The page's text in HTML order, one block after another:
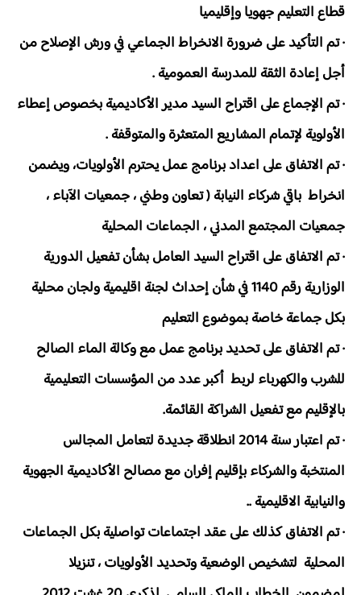
قطاع التعليم جهويا وإقليميا
· تم التأكيد على ضرورة الانخراط الجماعي في ورش الإصلاح من
أجل إعادة الثقة للمدرسة العمومية .
· تم الإجماع على اقتراح السيد مدير الأكاديمية بخصوص إعطاء
الأولوية لإتمام المشاريع المتعثرة والمتوقفة .
· تم الاتفاق على اعداد برنامج عمل يحترم الأولويات، ويضمن
انخراط باقي شركاء النيابة ( تعاون وطني ، جمعيات الآباء ،
جمعيات المجتمع المدني ، الجماعات المحلية
· تم الاتفاق على اقتراح السيد العامل بشأن تفعيل الدورية
الوزارية رقم 1140 في شأن إحداث لجنة اقليمية ولجان محلية
بكل جماعة خاصة بموضوع التعليم
· تم الاتفاق على تحديد برنامج عمل مع وكالة الماء الصالح
للشرب والكهرباء لربط أكبر عدد من المؤسسات التعليمية
بالإقليم مع تفعيل الشراكة القائمة.
· تم اعتبار سنة 2014 انطلاقة جديدة لتعامل المجالس
المنتخبة والشركاء بإقليم إفران مع مصالح الأكاديمية الجهوية
والنيابية الاقليمية ..
· تم الاتفاق كذلك على عقد اجتماعات تواصلية بكل الجماعات
المحلية لتشخيص الوضعية وتحديد الأولويات ، تنزيلا